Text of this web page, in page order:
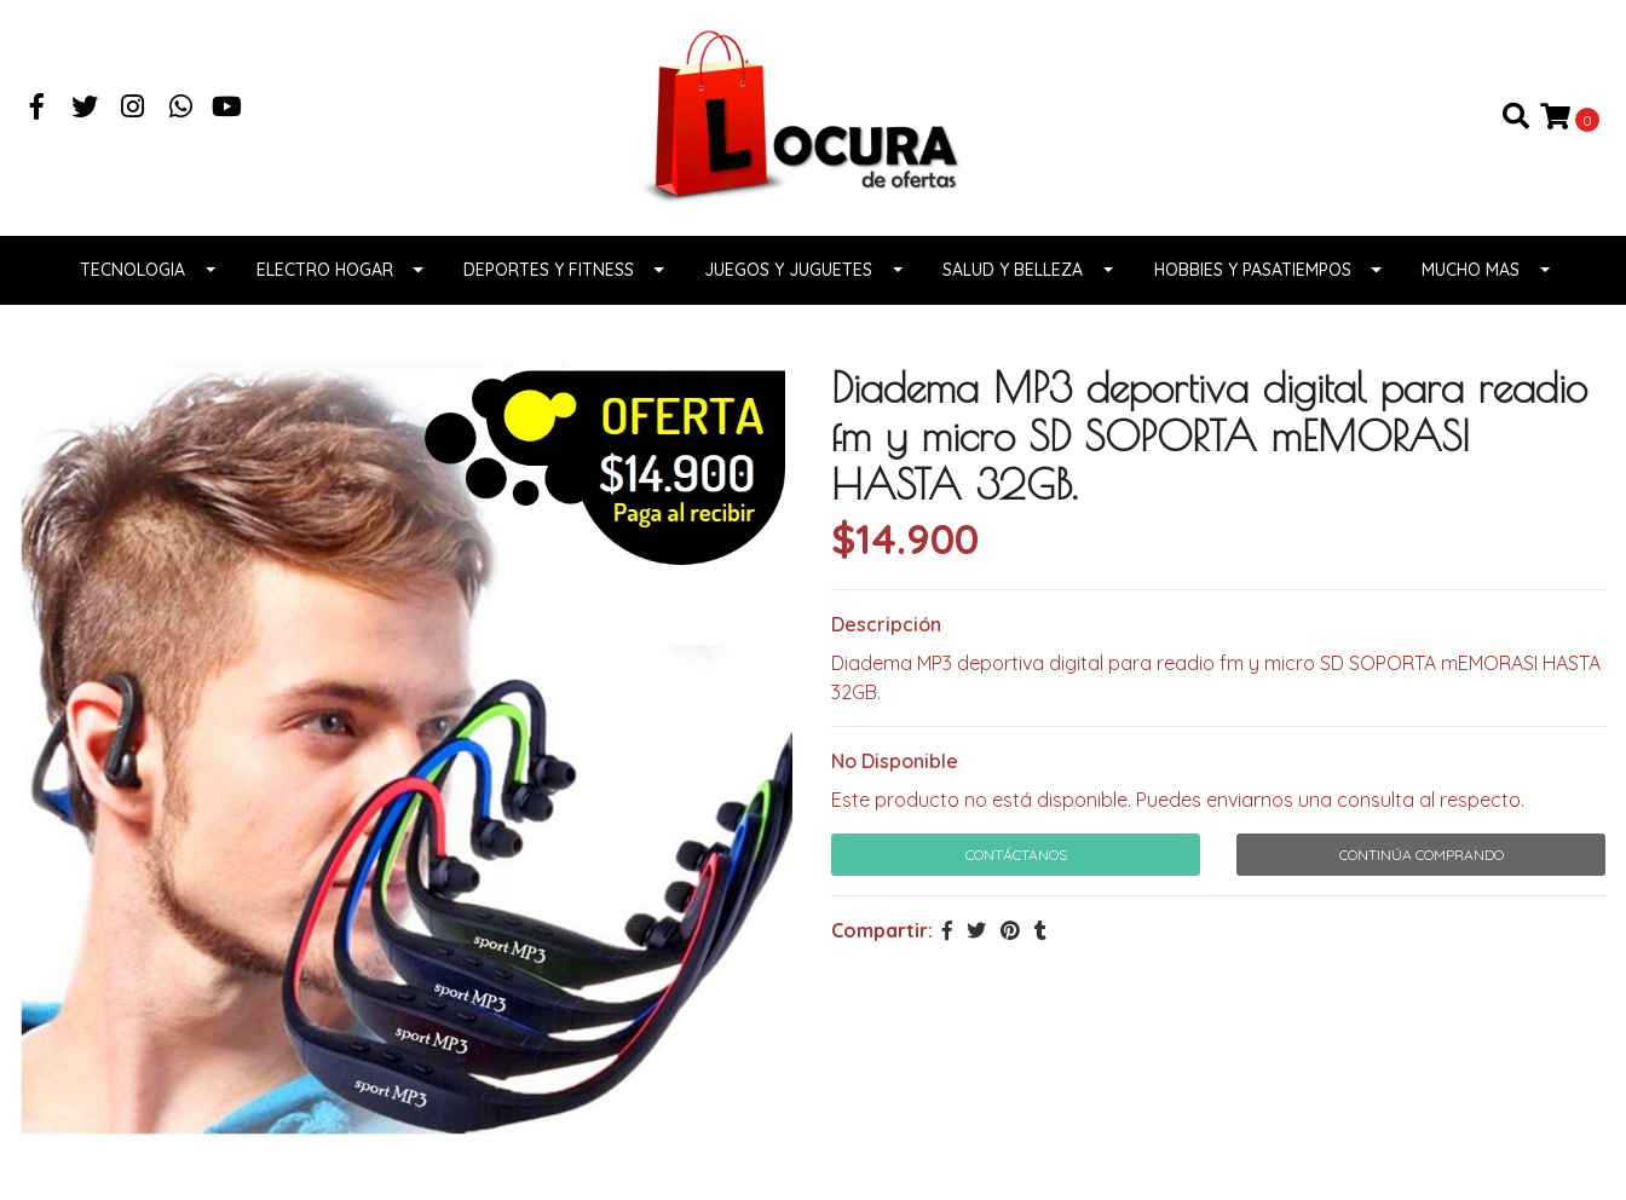
0
TECNOLOGIA ELECTRO HOGAR DEPORTES Y FITNESS JUEGOS Y JUGUETES SALUD Y BELLEZA HOBBIES Y PASATIEMPOS MUCHO MAS
Diadema MP3 deportiva digital para readio
fm y micro SD SOPORTA mEMORASI
HASTA 32GB.
$14.900
Descripción
Diadema MP3 deportiva digital para readio fm y micro SD SOPORTA mEMORASI HASTA
32GB.
No Disponible
Este producto no está disponible. Puedes enviarnos una consulta al respecto.
CONTÁCTANOS CONTINÚA COMPRANDO
Compartir: